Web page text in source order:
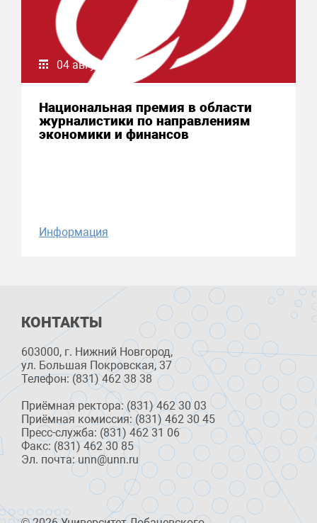
04 августа 2026
Национальная премия в области
журналистики по направлениям
экономики и финансов
Информация
КОНТАКТЫ
603000, г. Нижний Новгород,
ул. Большая Покровская, 37
Телефон: (831) 462 38 38
Приёмная ректора: (831) 462 30 03
Приёмная комиссия: (831) 462 30 45
Пресс-служба: (831) 462 31 06
Факс: (831) 462 30 85
Эл. почта: unn@unn.ru